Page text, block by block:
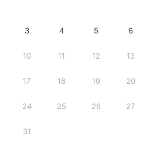
3 4 5 6
10 11 12 13
17 18 19 20
24 25 26 27
31